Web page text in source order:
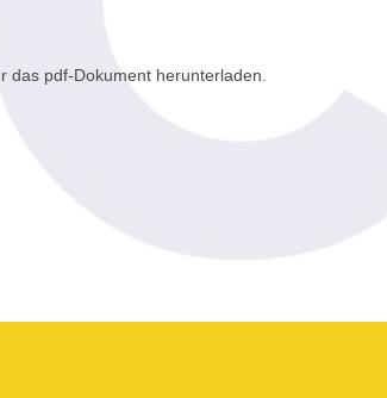
das pdf-Dokument herunterladen.